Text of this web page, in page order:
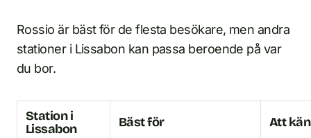
Rossio är bäst för de flesta besökare, men andra
stationer i Lissabon kan passa beroende på var
du bor.
Station i
Lissabon
Bäst för Att